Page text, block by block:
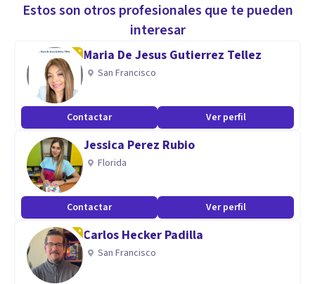
gestión del tiempo entre otros.
Estos son otros profesionales que te pueden
interesar
Maria De Jesus Gutierrez Tellez
San Francisco
Contactar Ver perfil
Jessica Perez Rubio
Florida
Contactar Ver perfil
Carlos Hecker Padilla
San Francisco